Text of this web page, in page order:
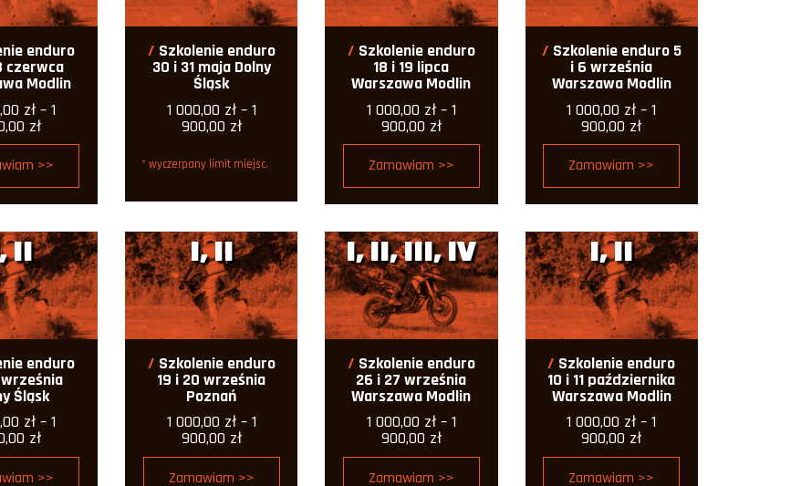
enduro
czerwca
Modlin
zł – 1
złZakres
cen:
od
1
000,00 zł
do
900,00 zł
>>
Szkolenie enduro
30 i 31 maja Dolny
Śląsk
1 000,00 zł – 1
900,00 złZakres
od
1
do
900,00 zł
* wyczerpany limit miejsc.
Szkolenie enduro
18 i 19 lipca
Warszawa Modlin
1 000,00 zł – 1
900,00 złZakres
cen:
od
1
000,00 zł
do
900,00 zł
Zamawiam >>
Szkolenie enduro 5
i 6 września
Warszawa Modlin
1 000,00 zł – 1
900,00 złZakres
cen:
od
1
000,00 zł
do
900,00 zł
Zamawiam >>
II
enduro
września
Śląsk
zł – 1
złZakres
cen:
od
>>
I, II
Szkolenie enduro
19 i 20 września
Poznań
1 000,00 zł – 1
900,00 złZakres
cen:
od
Zamawiam >>
I, II, III, IV
Szkolenie enduro
26 i 27 września
Warszawa Modlin
1 000,00 zł – 1
900,00 złZakres
cen:
od
Zamawiam >>
I, II
Szkolenie enduro
10 i 11 października
Warszawa Modlin
1 000,00 zł – 1
900,00 złZakres
cen:
od
Zamawiam >>